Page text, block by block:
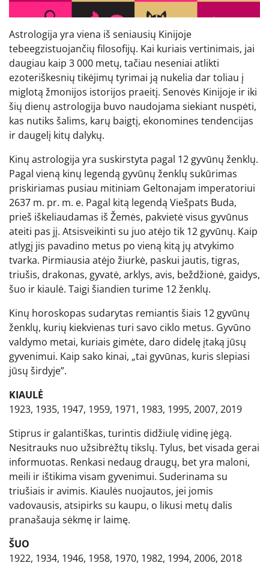
Astrologija yra viena iš seniausių Kinijoje
tebeegzistuojančių filosofijų. Kai kuriais vertinimais, jai
daugiau kaip 3 000 metų, tačiau neseniai atlikti
ezoteriškesnių tikėjimų tyrimai ją nukelia dar toliau į
miglotą žmonijos istorijos praeitį. Senovės Kinijoje ir iki
šių dienų astrologija buvo naudojama siekiant nuspėti,
kas nutiks šalims, karų baigtį, ekonomines tendencijas
ir daugelį kitų dalykų.
Kinų astrologija yra suskirstyta pagal 12 gyvūnų ženklų.
Pagal vieną kinų legendą gyvūnų ženklų sukūrimas
priskiriamas pusiau mitiniam Geltonajam imperatoriui
2637 m. pr. m. e. Pagal kitą legendą Viešpats Buda,
prieš iškeliaudamas iš Žemės, pakvietė visus gyvūnus
ateiti pas jį. Atsisveikinti su juo atėjo tik 12 gyvūnų. Kaip
atlygį jis pavadino metus po vieną kitą jų atvykimo
tvarka. Pirmiausia atėjo žiurkė, paskui jautis, tigras,
triušis, drakonas, gyvatė, arklys, avis, beždžionė, gaidys,
šuo ir kiaulė. Taigi šiandien turime 12 ženklų.
Kinų horoskopas sudarytas remiantis šiais 12 gyvūnų
ženklų, kurių kiekvienas turi savo ciklo metus. Gyvūno
valdymo metai, kuriais gimėte, daro didelę įtaką jūsų
gyvenimui. Kaip sako kinai, „tai gyvūnas, kuris slepiasi
jūsų širdyje”.
KIAULĖ
1923, 1935, 1947, 1959, 1971, 1983, 1995, 2007, 2019
Stiprus ir galantiškas, turintis didžiulę vidinę jėgą.
Nesitrauks nuo užsibrėžtų tikslų. Tylus, bet visada gerai
informuotas. Renkasi nedaug draugų, bet yra maloni,
meili ir ištikima visam gyvenimui. Suderinama su
triušiais ir avimis. Kiaulės nuojautos, jei jomis
vadovausis, atsipirks su kaupu, o likusi metų dalis
pranašauja sėkmę ir laimę.
ŠUO
1922, 1934, 1946, 1958, 1970, 1982, 1994, 2006, 2018